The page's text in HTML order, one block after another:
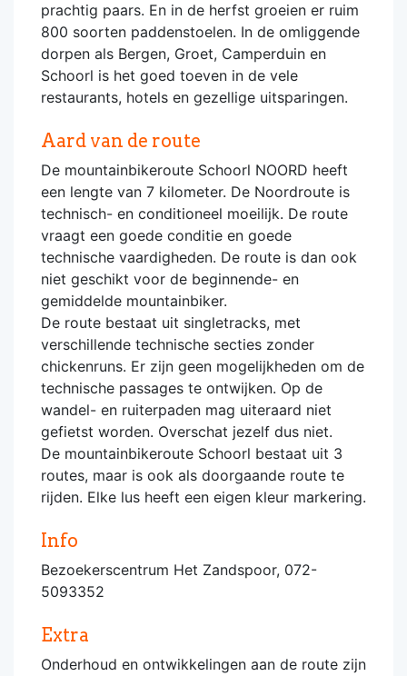
prachtig paars. En in de herfst groeien er ruim
800 soorten paddenstoelen. In de omliggende
dorpen als Bergen, Groet, Camperduin en
Schoorl is het goed toeven in de vele
restaurants, hotels en gezellige uitsparingen.
Aard van de route
De mountainbikeroute Schoorl NOORD heeft
een lengte van 7 kilometer. De Noordroute is
technisch- en conditioneel moeilijk. De route
vraagt een goede conditie en goede
technische vaardigheden. De route is dan ook
niet geschikt voor de beginnende- en
gemiddelde mountainbiker.
De route bestaat uit singletracks, met
verschillende technische secties zonder
chickenruns. Er zijn geen mogelijkheden om de
technische passages te ontwijken. Op de
wandel- en ruiterpaden mag uiteraard niet
gefietst worden. Overschat jezelf dus niet.
De mountainbikeroute Schoorl bestaat uit 3
routes, maar is ook als doorgaande route te
rijden. Elke lus heeft een eigen kleur markering.
Info
Bezoekerscentrum Het Zandspoor, 072-
5093352
Extra
Onderhoud en ontwikkelingen aan de route zijn